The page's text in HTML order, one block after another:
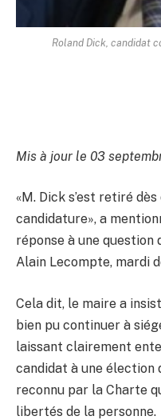
Roland Dick, candidat
Mis à jour le 03
«M. Dick s’est retiré
candidature», a
réponse à une question
Alain Lecompte, mardi
Cela dit, le maire a
bien pu continuer à
laissant clairement
candidat à une élection
reconnu par la Charte
libertés de la personne.